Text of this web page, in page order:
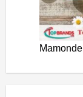
Mamonde